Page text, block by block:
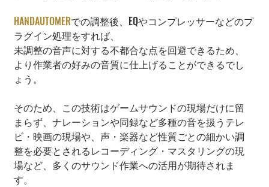
HANDAUTOMERでの調整後、EQやコンプレッサーなどのプ
ラグイン処理をすれば、
未調整の音声に対する不都合な点を回避できるため、
より作業者の好みの音質に仕上げることができるでし
ょう。
そのため、この技術はゲームサウンドの現場だけに留
まらず、ナレーションや同録など多種の音を扱うテレ
ビ・映画の現場や、声・楽器など性質ごとの細かい調
整を必要とされるレコーディング・マスタリングの現
場など、多くのサウンド作業への活用が期待されま
す。